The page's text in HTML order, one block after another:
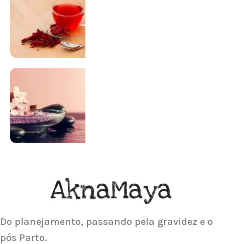
Para antes e depois de engravidar
Saiba Mais
Acupuntura focada para Fertilidade e
Gravidez
Saiba Mais
Do planejamento, passando pela gravidez e o
pós Parto.